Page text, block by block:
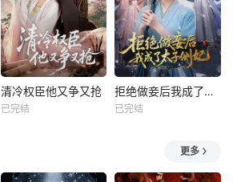
清冷权臣他又争又抢
已完结
拒绝做妾后我成了太子侧妃
已完结
更多